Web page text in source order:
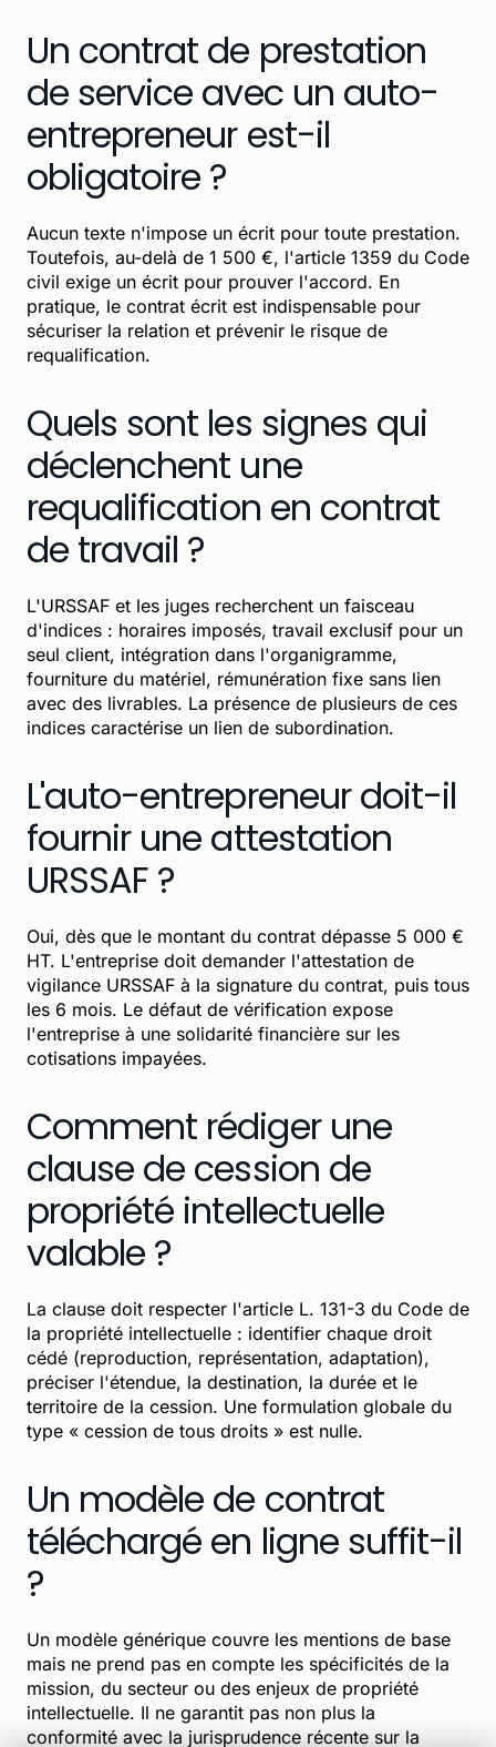
Un contrat de prestation
de service avec un auto-
entrepreneur est-il
obligatoire ?
Aucun texte n'impose un écrit pour toute prestation.
Toutefois, au-delà de 1 500 €, l'article 1359 du Code
civil exige un écrit pour prouver l'accord. En
pratique, le contrat écrit est indispensable pour
sécuriser la relation et prévenir le risque de
requalification.
Quels sont les signes qui
déclenchent une
requalification en contrat
de travail ?
L'URSSAF et les juges recherchent un faisceau
d'indices : horaires imposés, travail exclusif pour un
seul client, intégration dans l'organigramme,
fourniture du matériel, rémunération fixe sans lien
avec des livrables. La présence de plusieurs de ces
indices caractérise un lien de subordination.
L'auto-entrepreneur doit-il
fournir une attestation
URSSAF ?
Oui, dès que le montant du contrat dépasse 5 000 €
HT. L'entreprise doit demander l'attestation de
vigilance URSSAF à la signature du contrat, puis tous
les 6 mois. Le défaut de vérification expose
l'entreprise à une solidarité financière sur les
cotisations impayées.
Comment rédiger une
clause de cession de
propriété intellectuelle
valable ?
La clause doit respecter l'article L. 131-3 du Code de
la propriété intellectuelle : identifier chaque droit
cédé (reproduction, représentation, adaptation),
préciser l'étendue, la destination, la durée et le
territoire de la cession. Une formulation globale du
type « cession de tous droits » est nulle.
Un modèle de contrat
téléchargé en ligne suffit-il
?
Un modèle générique couvre les mentions de base
mais ne prend pas en compte les spécificités de la
mission, du secteur ou des enjeux de propriété
intellectuelle. Il ne garantit pas non plus la
conformité avec la jurisprudence récente sur la